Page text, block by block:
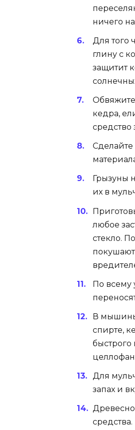
ничего
Для того
глину с
защитит
кедра,
средство
Грызуны
их в
любое
стекло.
По всему
В
спирте,
быстрого
Для
запах и